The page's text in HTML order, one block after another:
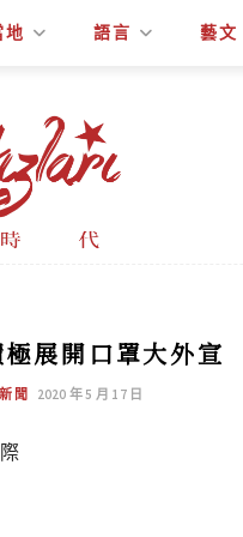
地 語言 藝文
展開口罩大外宣
聞 2020 年 5 月 17 日